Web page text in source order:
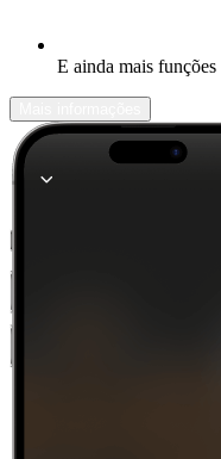
E ainda mais funções